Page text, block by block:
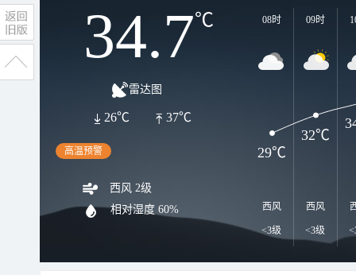
34.7℃
雷达图
37℃
26℃
高温预警
西风 2级
相对湿度 60%
08时
西风
<3级
09时
西风
<3级
29℃
32℃